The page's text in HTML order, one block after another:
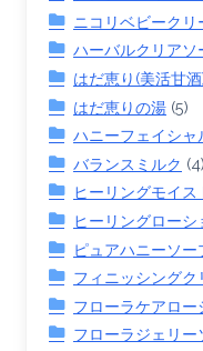
ニコリベビークリ
ハーバルクリアソ
はだ恵り(美活甘酒
はだ恵りの湯 (5)
ハニーフェイシャ
バランスミルク (4)
ヒーリングモイス
ヒーリングローシ
ピュアハニーソー
フィニッシングク
フローラケアロー
フローラジェリー